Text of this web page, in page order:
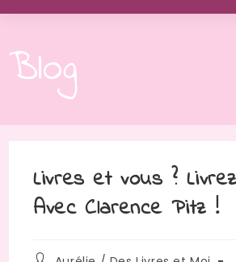
Blog
Livres et vous ?
Avec Clarence Pitz !